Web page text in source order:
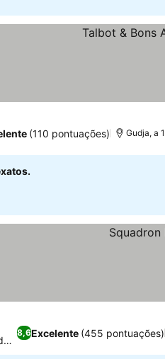
(110 pontuações) Gudja, a
8,6Excelente (455 pontuações)